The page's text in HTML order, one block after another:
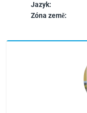
Jazyk:
Zóna země: